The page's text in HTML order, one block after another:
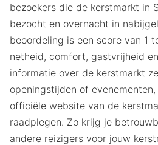
bezoekers die de kerstmarkt in
bezocht en overnacht in
beoordeling is een score van 1
netheid, comfort, gastvrijheid
informatie over de kerstmarkt
openingstijden of
officiële website van de
raadplegen. Zo krijg je
andere reizigers voor jouw